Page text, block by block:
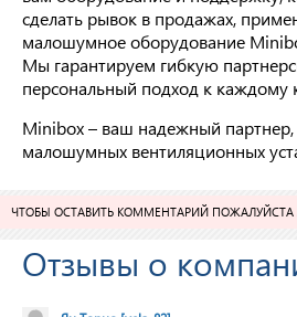
сделать рывок в продажах,
малошумное оборудование
Мы гарантируем гибкую
персональный подход к каждому
Minibox – ваш надежный партнер,
малошумных вентиляционных
ЧТОБЫ ОСТАВИТЬ КОММЕНТАРИЙ ПОЖАЛУЙСТА
Отзывы о